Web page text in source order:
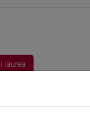
laurea